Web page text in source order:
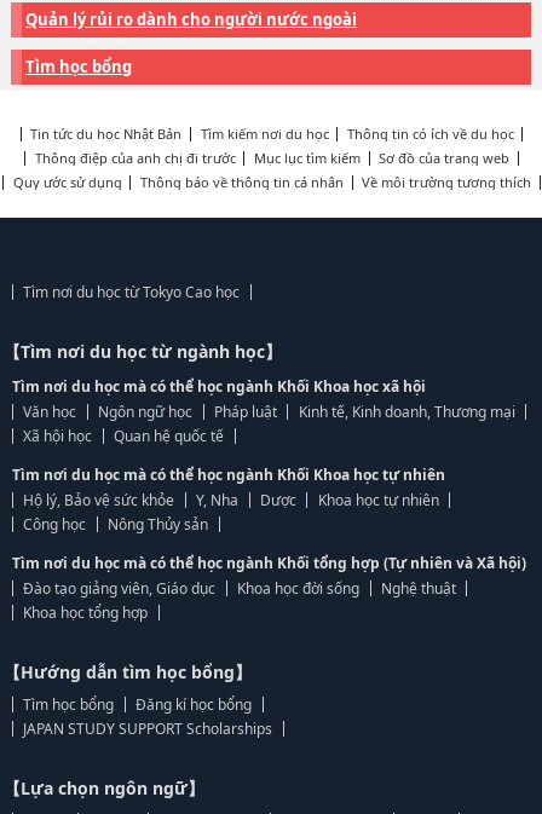
Quản lý rủi ro dành cho người nước ngoài
Tìm học bổng
Tin tức du học Nhật Bản Tìm kiếm nơi du học
Thông tin có ích về du học
Thông điệp của anh chị đi trước
Mục lục tìm kiếm
Sơ đồ của trang web
Quy ước sử dụng
Thông báo về thông tin cá nhân Về môi trường tương thích
Tìm nơi du học từ Tokyo Cao học
【Tìm nơi du học từ ngành học】
Tìm nơi du học mà có thể học ngành Khối Khoa học xã hội
Văn học
Ngôn ngữ học Pháp luật
Kinh tế, Kinh doanh, Thương mại
Xã hội học
Quan hệ quốc tế
Tìm nơi du học mà có thể học ngành Khối Khoa học tự nhiên
Hộ lý, Bảo vệ sức khỏe
Y, Nha Dược
Khoa học tự nhiên
Công học
Nông Thủy sản
Tìm nơi du học mà có thể học ngành Khối tổng hợp (Tự nhiên và Xã hội)
Đào tạo giảng viên, Giáo dục
Khoa học đời sống
Nghệ thuật
Khoa học tổng hợp
【Hướng dẫn tìm học bổng】
Tìm học bổng
Đăng kí học bổng
JAPAN STUDY SUPPORT Scholarships
【Lựa chọn ngôn ngữ】